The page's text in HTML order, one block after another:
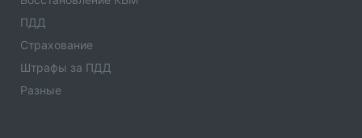
ПДД
Страхование
Штрафы за ПДД
Разные